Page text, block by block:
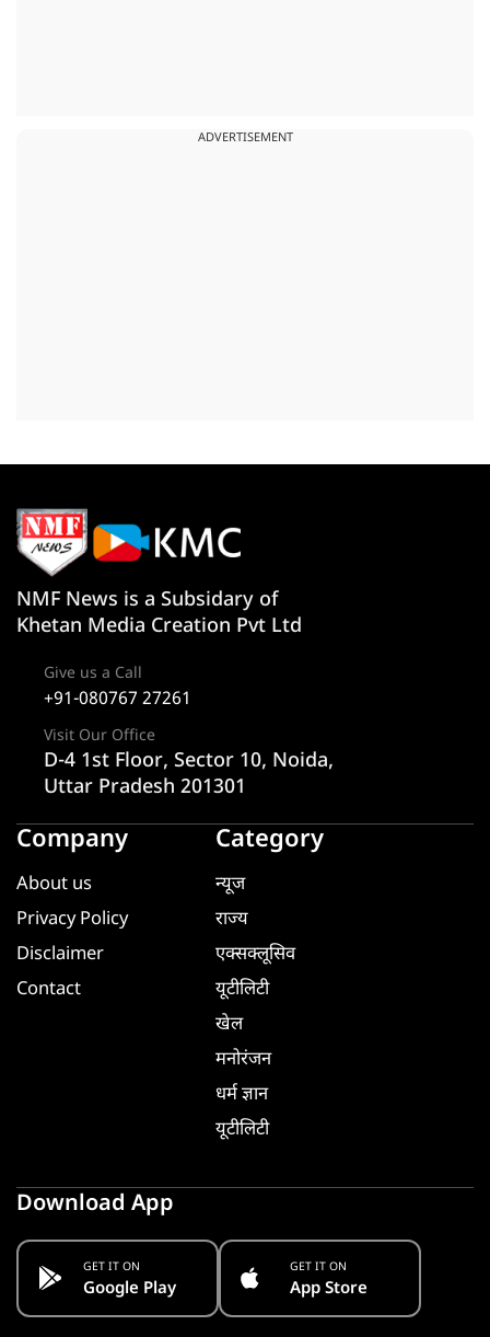
ADVERTISEMENT
NMF News is a Subsidary of
Khetan Media Creation Pvt Ltd
Give us a Call
+91-080767 27261
Visit Our Office
D-4 1st Floor, Sector 10, Noida,
Uttar Pradesh 201301
Company
About us
Privacy Policy
Disclaimer
Contact
Category
न्यूज
राज्य
एक्सक्लूसिव
यूटीलिटी
खेल
मनोरंजन
धर्म ज्ञान
यूटीलिटी
Download App
GET IT ON
Google Play
GET IT ON
App Store